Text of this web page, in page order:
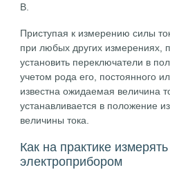
В.
Приступая к измерению силы
при любых других измерениях,
установить переключатели в
учетом рода его, постоянного
известна ожидаемая величина
устанавливается в положение
величины тока.
Как на практике
электроприбором